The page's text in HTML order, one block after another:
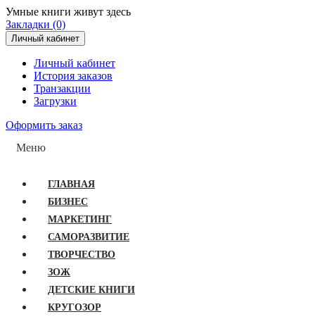
Умные книги живут здесь
Закладки (0)
Личный кабинет
Личный кабинет
История заказов
Транзакции
Загрузки
Оформить заказ
Меню
ГЛАВНАЯ
БИЗНЕС
МАРКЕТИНГ
САМОРАЗВИТИЕ
ТВОРЧЕСТВО
ЗОЖ
ДЕТСКИЕ КНИГИ
КРУГОЗОР